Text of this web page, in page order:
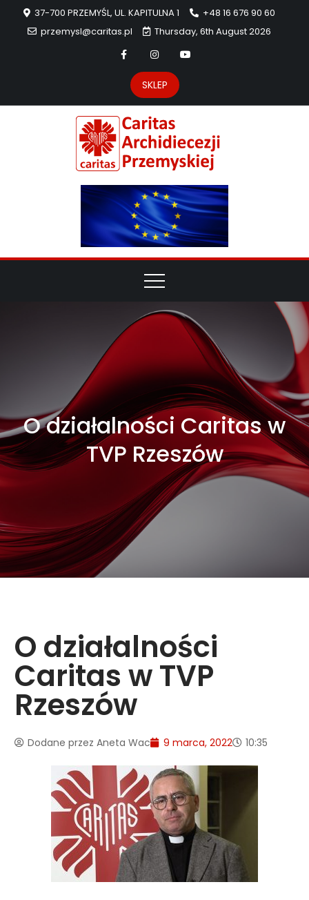
37-700 PRZEMYŚL, UL. KAPITULNA 1
+48 16 676 90 60
przemysl@caritas.pl
Thursday, 6th August 2026
SKLEP
O działalności Caritas w
TVP Rzeszów
O działalności
Caritas w TVP
Rzeszów
Dodane przez Aneta Wac 9 marca, 2022 10:35